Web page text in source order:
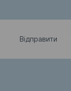
Відправити